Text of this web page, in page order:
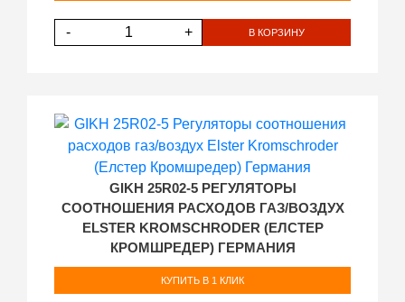
- + В КОРЗИНУ
GIKH 25R02-5 РЕГУЛЯТОРЫ
СООТНОШЕНИЯ РАСХОДОВ ГАЗ/ВОЗДУХ
ELSTER KROMSCHRODER (ЕЛСТЕР
КРОМШРЕДЕР) ГЕРМАНИЯ
КУПИТЬ В 1 КЛИК